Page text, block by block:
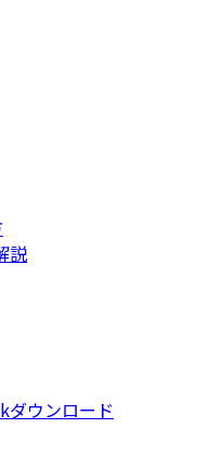
説
ダウンロード